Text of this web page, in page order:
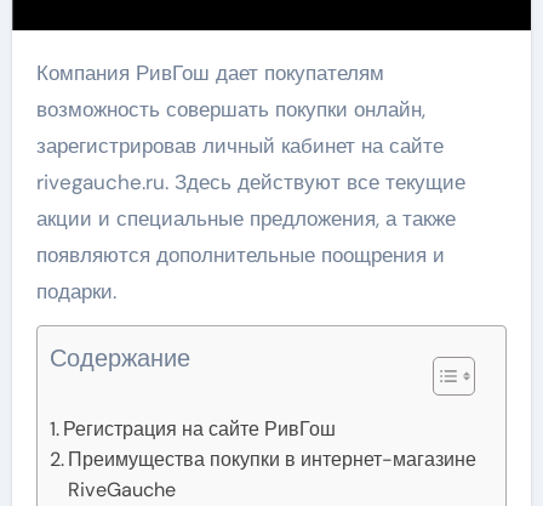
Компания РивГош дает покупателям
возможность совершать покупки онлайн,
зарегистрировав личный кабинет на сайте
rivegauche.ru. Здесь действуют все текущие
акции и специальные предложения, а также
появляются дополнительные поощрения и
подарки.
Содержание
Регистрация на сайте РивГош
Преимущества покупки в интернет-магазине
RiveGauche